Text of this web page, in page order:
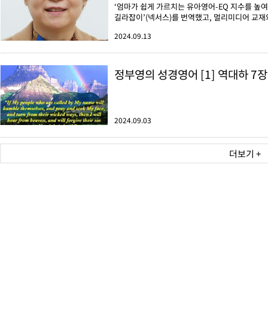
‘엄마가 쉽게 가르치는 유아영어-EQ 지수를 높
길라잡이’(넥서스)를 번역했고, 멀리미디어 교
2024.09.13
정부영의 성경영어 [1] 역대하 7
2024.09.03
더보기 +